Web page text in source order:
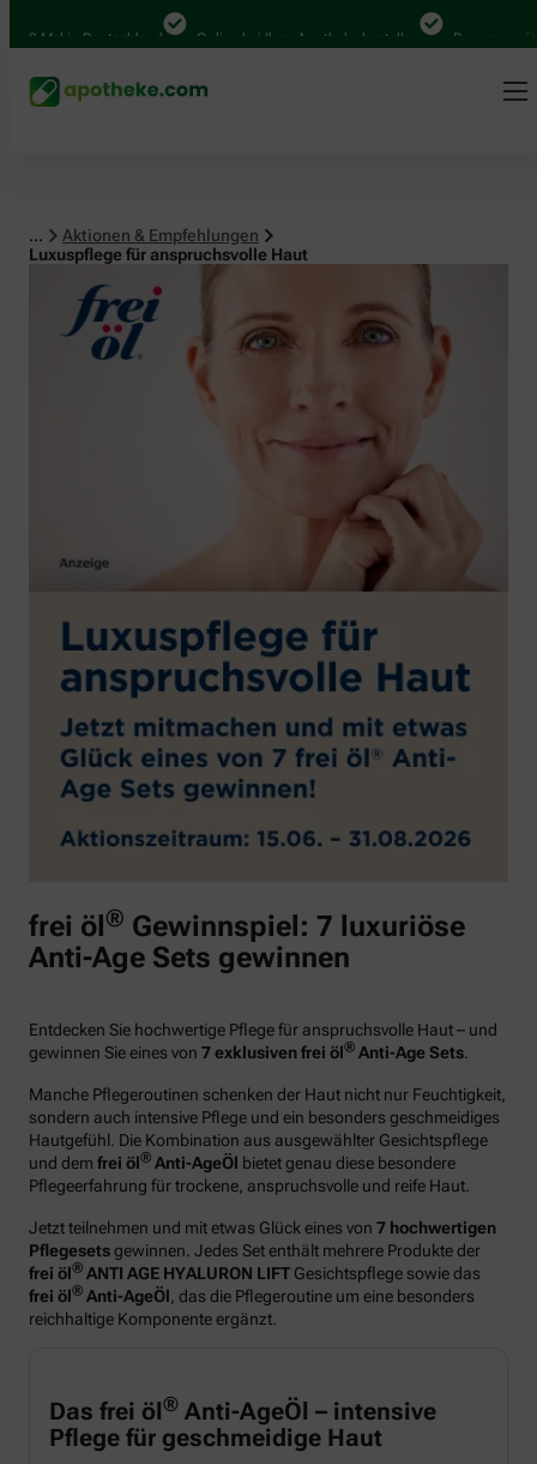
in Deutschland Online bei Ihrer Apotheke bestellen Bequem
...
Aktionen & Empfehlungen
Luxuspflege für anspruchsvolle Haut
frei öl ® Gewinnspiel: 7 luxuriöse
Anti-Age Sets gewinnen
Entdecken Sie hochwertige Pflege für anspruchsvolle Haut – und
gewinnen Sie eines von 7 exklusiven frei öl® Anti-Age Sets
Manche Pflegeroutinen schenken der Haut nicht nur Feuchtigkeit,
sondern auch intensive Pflege und ein besonders geschmeidiges
Hautgefühl. Die Kombination aus ausgewählter Gesichtspflege
und dem frei öl® Anti-AgeÖl bietet genau diese besondere
Pflegeerfahrung für trockene, anspruchsvolle und reife Haut.
Jetzt teilnehmen und mit etwas Glück eines von 7 hochwertigen
Pflegesetsgewinnen. Jedes Set enthält mehrere Produkte der
frei öl® ANTI AGE HYALURON LIFT Gesichtspflege sowie das
frei öl® Anti-AgeÖl , das die Pflegeroutine um eine besonders
reichhaltige Komponente ergänzt.
Das frei öl® Anti-AgeÖl – intensive
Pflege für geschmeidige Haut